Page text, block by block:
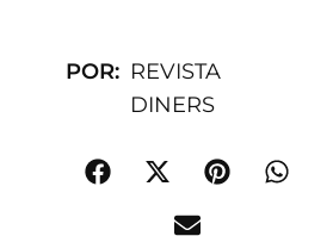
POR: REVISTA
DINERS